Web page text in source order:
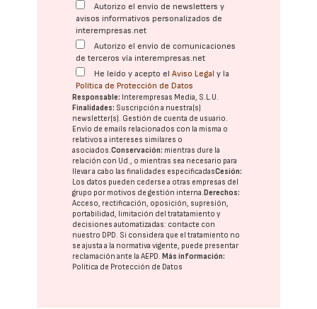
Autorizo el envío de newsletters y
avisos informativos personalizados de
interempresas.net
Autorizo el envío de comunicaciones
de terceros vía interempresas.net
He leído y acepto elAviso Legal y la
Política de Protección de Datos
Responsable: Interempresas Media, S.L.U.
Finalidades: Suscripción a nuestra(s)
newsletter(s). Gestión de cuenta de usuario.
Envío de emails relacionados con la misma o
relativos a intereses similares o
asociados.Conservación: mientras dure la
relación con Ud., o mientras sea necesario para
llevar a cabo las finalidades especificadasCesión:
Los datos pueden cederse a otras empresas del
grupo por motivos de gestión interna.Derechos:
Acceso, rectificación, oposición, supresión,
portabilidad, limitación del tratatamiento y
decisiones automatizadas: contacte con
nuestro DPD. Si considera que el tratamiento no
se ajusta a la normativa vigente, puede presentar
reclamación ante laAEPD.Más información:
Política de Protección de Datos